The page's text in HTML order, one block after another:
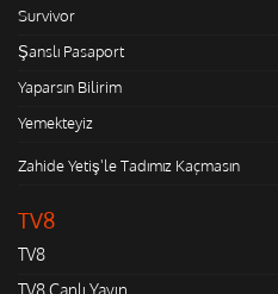
Survivor
Şanslı Pasaport
Yaparsın Bilirim
Yemekteyiz
Zahide Yetiş'le Tadımız Kaçmasın
TV8
TV8
TV8 Canlı Yayın